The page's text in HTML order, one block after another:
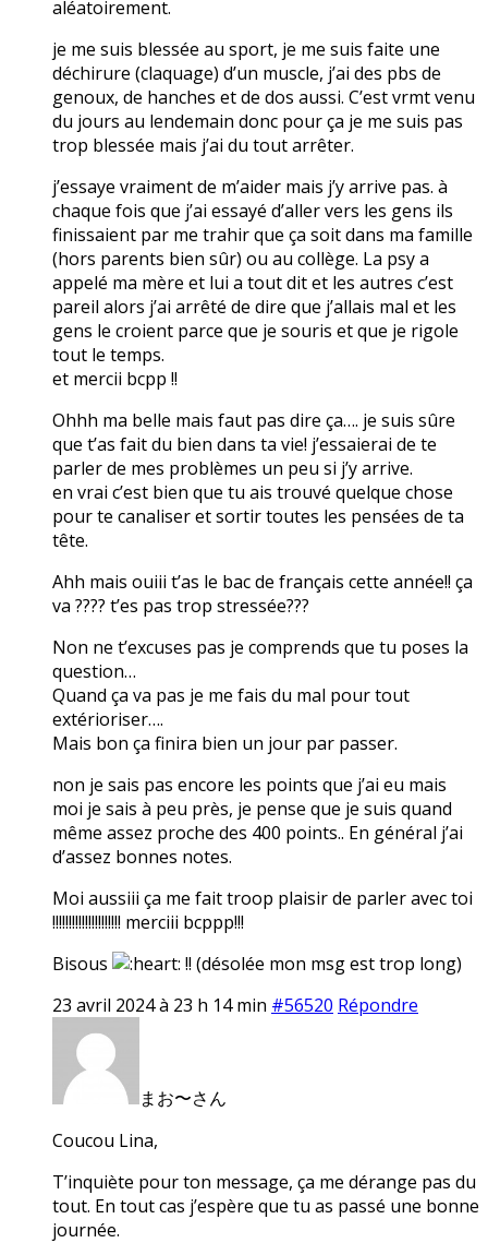
aléatoirement.
je me suis blessée au sport, je me suis faite une
déchirure (claquage) d’un muscle, j’ai des pbs de
genoux, de hanches et de dos aussi. C’est vrmt venu
du jours au lendemain donc pour ça je me suis pas
trop blessée mais j’ai du tout arrêter.
j’essaye vraiment de m’aider mais j’y arrive pas. à
chaque fois que j’ai essayé d’aller vers les gens ils
finissaient par me trahir que ça soit dans ma famille
(hors parents bien sûr) ou au collège. La psy a
appelé ma mère et lui a tout dit et les autres c’est
pareil alors j’ai arrêté de dire que j’allais mal et les
gens le croient parce que je souris et que je rigole
tout le temps.
et mercii bcpp !!
Ohhh ma belle mais faut pas dire ça…. je suis sûre
que t’as fait du bien dans ta vie! j’essaierai de te
parler de mes problèmes un peu si j’y arrive.
en vrai c’est bien que tu ais trouvé quelque chose
pour te canaliser et sortir toutes les pensées de ta
tête.
Ahh mais ouiii t’as le bac de français cette année!! ça
va ???? t’es pas trop stressée???
Non ne t’excuses pas je comprends que tu poses la
question…
Quand ça va pas je me fais du mal pour tout
extérioriser….
Mais bon ça finira bien un jour par passer.
non je sais pas encore les points que j’ai eu mais
moi je sais à peu près, je pense que je suis quand
même assez proche des 400 points.. En général j’ai
d’assez bonnes notes.
Moi aussiii ça me fait troop plaisir de parler avec toi
!!!!!!!!!!!!!!!!!!!!! merciii bcppp!!!
Bisous
!! (désolée mon msg est trop long)
23 avril 2024 à 23 h 14 min #56520 Répondre
まお〜さん
Coucou Lina,
T’inquiète pour ton message, ça me dérange pas du
tout. En tout cas j’espère que tu as passé une bonne
journée.